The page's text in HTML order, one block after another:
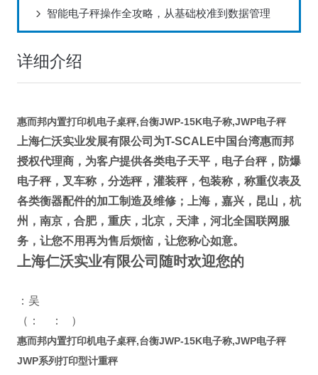
智能电子秤操作全攻略，从基础校准到数据管理
详细介绍
惠而邦内置打印机电子桌秤,台衡JWP-15K电子称,JWP电子秤
上海仁沃实业发展有限公司为T-SCALE中国台湾惠而邦
授权代理商，为客户提供各类电子天平，电子台秤，防爆
电子秤，叉车称，分选秤，灌装秤，包装称，称重仪表及
各类衡器配件的加工制造及维修；
上海，嘉兴，昆山，杭
州，南京，合肥，重庆，北京，天津，河北全国联网服
务，让您不用再为售后烦恼，让您称心如意。
上海仁沃实业有限公司随时欢迎您的
：吴
（： ： ）
惠而邦内置打印机电子桌秤,台衡JWP-15K电子称,JWP电子秤
JWP系列打印型计重秤